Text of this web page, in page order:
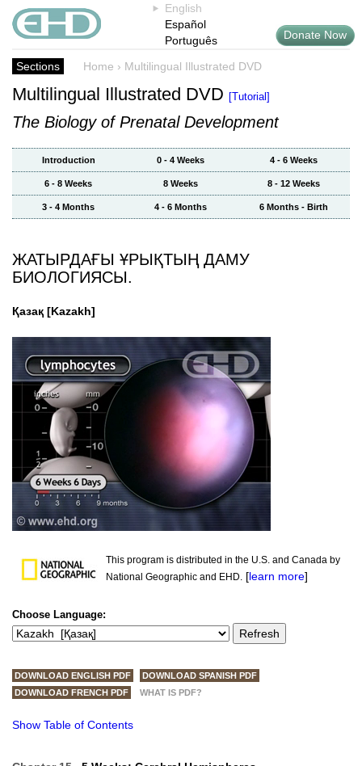
English
Español
Português
Donate Now
Sections Home › Multilingual Illustrated DVD
Multilingual Illustrated DVD [Tutorial]
The Biology of Prenatal Development
Introduction 0 - 4 Weeks 4 - 6 Weeks
6 - 8 Weeks 8 Weeks 8 - 12 Weeks
3 - 4 Months 4 - 6 Months 6 Months - Birth
ЖАТЫРДАҒЫ ҰРЫҚТЫҢ ДАМУ
БИОЛОГИЯСЫ.
Қазақ [Kazakh]
This program is distributed in the U.S. and Canada by
National Geographic and EHD. [learn more]
Choose Language:
DOWNLOAD ENGLISH PDF
DOWNLOAD SPANISH PDF
DOWNLOAD FRENCH PDF
WHAT IS PDF?
Show Table of Contents